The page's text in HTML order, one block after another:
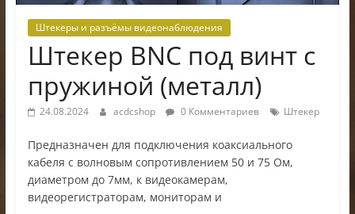
Штекеры и разъёмы видеонаблюдения
Штекер BNC под винт с
пружиной (металл)
24.08.2024 acdcshop 0 Комментариев Штекер
Предназначен для подключения коаксиального
кабеля c волновым сопротивлением 50 и 75 Ом,
диаметром до 7мм, к видеокамерам,
видеорегистраторам, мониторам и